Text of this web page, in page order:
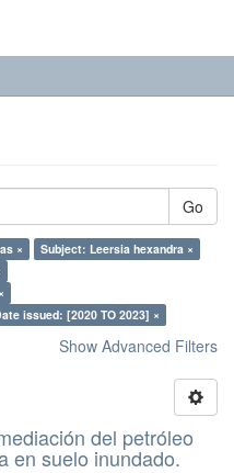
Go
×
Subject: Leersia hexandra ×
issued: [2020 TO 2023] ×
Show Advanced Filters
del petróleo
en suelo inundado.